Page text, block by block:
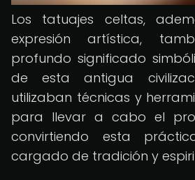
Los tatuajes celtas,
expresión artística,
profundo significado
de esta antigua
utilizaban técnicas y
para llevar a cabo el
convirtiendo esta
cargado de tradición y